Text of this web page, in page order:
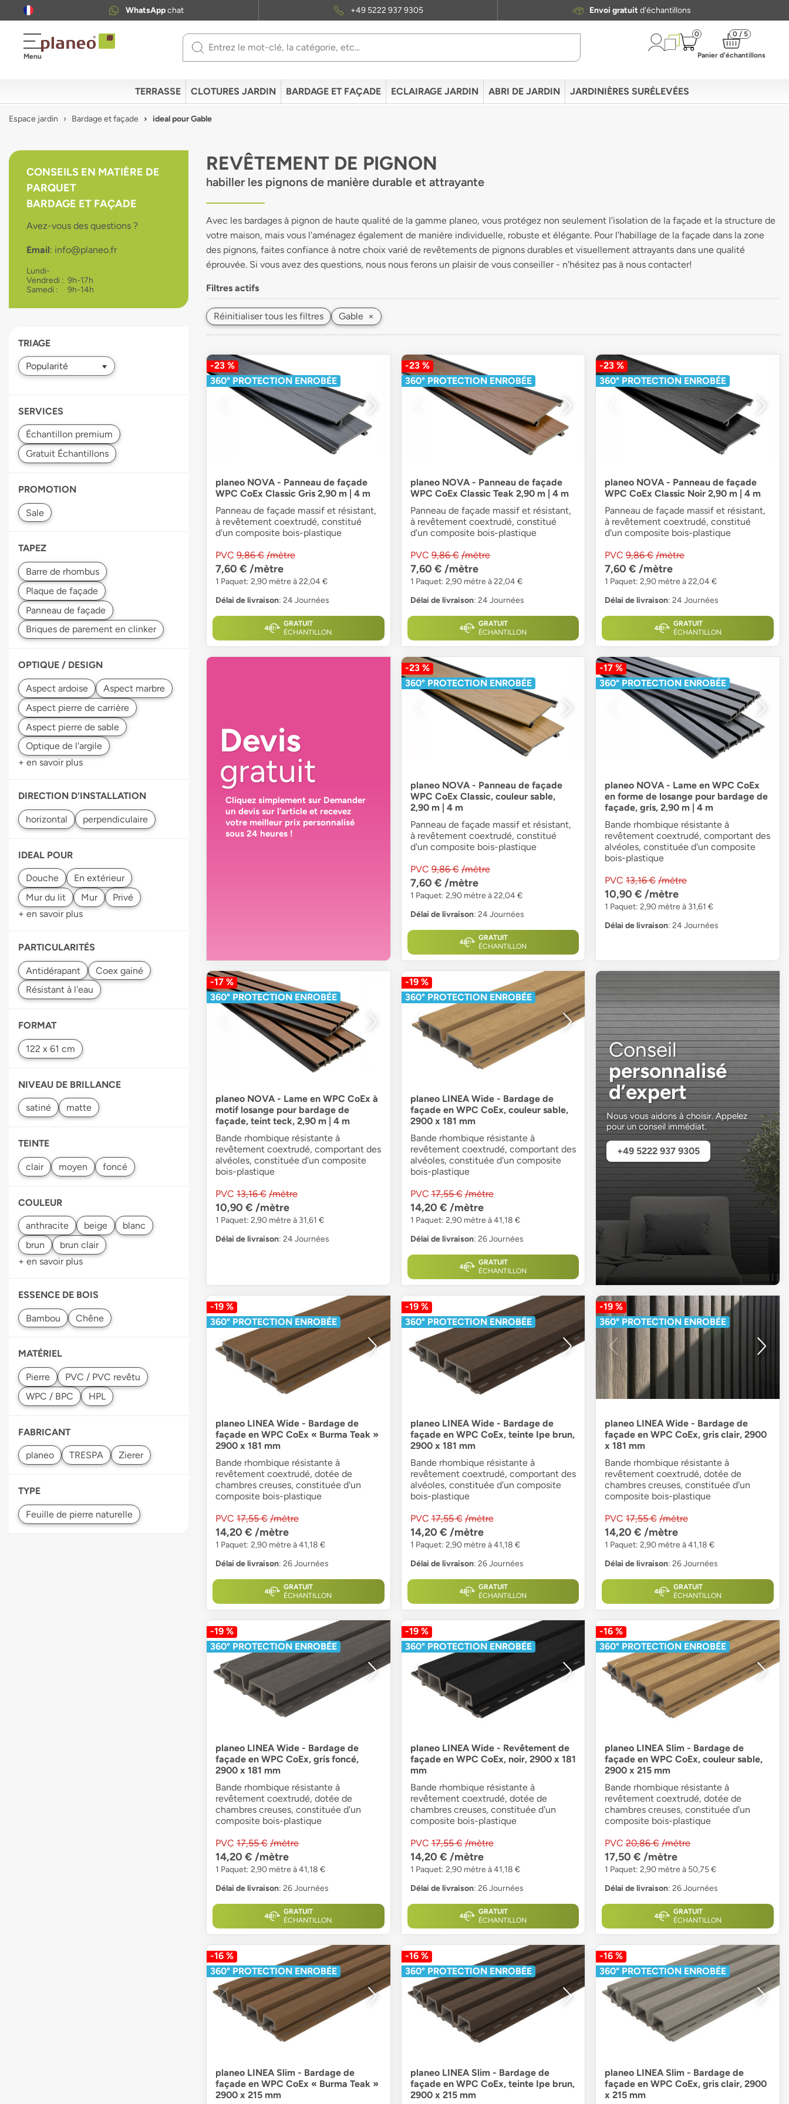
WhatsAppchat +49 5222 937 9305 Envoi gratuitd'échantillons
Menu
Use
down
arrows
to
Press
enter
selected
search
result.
Touch
users
touch
gestures.
0 0 / 5
Panier d'échantillons
TERRASSE CLOTURES JARDIN BARDAGE ET FAÇADE ECLAIRAGE JARDIN ABRI DE JARDIN JARDINIÈRES SURÉLEVÉES
Espace jardin Bardage et façade ideal pour Gable
CONSEILS EN MATIÈRE DE
PARQUET
BARDAGE ET FAÇADE
Avez-vous des questions ?
Email: info@planeo.fr
Lundi-
Vendredi : 9h-17h
Samedi :
9h-14h
TRIAGE
SERVICES
PROMOTION
TAPEZ
OPTIQUE / DESIGN
+ en savoir plus
DIRECTION D'INSTALLATION
IDEAL POUR
+ en savoir plus
PARTICULARITÉS
FORMAT
NIVEAU DE BRILLANCE
TEINTE
COULEUR
+ en savoir plus
ESSENCE DE BOIS
MATÉRIEL
FABRICANT
TYPE
REVÊTEMENT DE PIGNON
habiller les pignons de manière durable et attrayante
Avec les bardages à pignon de haute qualité de la gamme planeo, vous protégez non seulement l'isolation de la façade et la structure de
votre maison, mais vous l'aménagez également de manière individuelle, robuste et élégante. Pour l'habillage de la façade dans la zone
des pignons, faites confiance à notre choix varié de revêtements de pignons durables et visuellement attrayants dans une qualité
éprouvée. Si vous avez des questions, nous nous ferons un plaisir de vous conseiller - n'hésitez pas à nous contacter!
Filtres actifs
Réinitialiser tous les filtres Gable ×
-23 %
360° PROTECTION ENROBÉE
planeo NOVA - Panneau de façade
WPC CoEx Classic Gris 2,90 m | 4 m
Panneau de façade massif et résistant,
à revêtement coextrudé, constitué
d'un composite bois-plastique
PVC 9,86 € /mètre
7,60 € /mètre
1 Paquet: 2,90 mètre à 22,04 €
Délai de livraison: 24 Journées
GRATUIT
ÉCHANTILLON
-23 %
360° PROTECTION ENROBÉE
planeo NOVA - Panneau de façade
WPC CoEx Classic Teak 2,90 m | 4 m
Panneau de façade massif et résistant,
à revêtement coextrudé, constitué
d'un composite bois-plastique
PVC 9,86 € /mètre
7,60 € /mètre
1 Paquet: 2,90 mètre à 22,04 €
Délai de livraison: 24 Journées
GRATUIT
ÉCHANTILLON
-23 %
360° PROTECTION ENROBÉE
planeo NOVA - Panneau de façade
WPC CoEx Classic Noir 2,90 m | 4 m
Panneau de façade massif et résistant,
à revêtement coextrudé, constitué
d'un composite bois-plastique
PVC 9,86 € /mètre
7,60 € /mètre
1 Paquet: 2,90 mètre à 22,04 €
Délai de livraison: 24 Journées
GRATUIT
ÉCHANTILLON
Devis
gratuit
Cliquez simplement sur Demander
un devis sur l’article et recevez
votre meilleur prix personnalisé
sous 24 heures !
-23 %
360° PROTECTION ENROBÉE
planeo NOVA - Panneau de façade
WPC CoEx Classic, couleur sable,
2,90 m | 4 m
Panneau de façade massif et résistant,
à revêtement coextrudé, constitué
d'un composite bois-plastique
PVC 9,86 € /mètre
7,60 € /mètre
1 Paquet: 2,90 mètre à 22,04 €
Délai de livraison: 24 Journées
GRATUIT
ÉCHANTILLON
-17 %
360° PROTECTION ENROBÉE
planeo NOVA - Lame en WPC CoEx
en forme de losange pour bardage de
façade, gris, 2,90 m | 4 m
Bande rhombique résistante à
revêtement coextrudé, comportant des
alvéoles, constituée d'un composite
bois-plastique
PVC 13,16 € /mètre
10,90 € /mètre
1 Paquet: 2,90 mètre à 31,61 €
Délai de livraison: 24 Journées
-17 %
360° PROTECTION ENROBÉE
planeo NOVA - Lame en WPC CoEx à
motif losange pour bardage de
façade, teint teck, 2,90 m | 4 m
Bande rhombique résistante à
revêtement coextrudé, comportant des
alvéoles, constituée d'un composite
bois-plastique
PVC 13,16 € /mètre
10,90 € /mètre
1 Paquet: 2,90 mètre à 31,61 €
Délai de livraison: 24 Journées
-19 %
360° PROTECTION ENROBÉE
planeo LINEA Wide - Bardage de
façade en WPC CoEx, couleur sable,
2900 x 181 mm
Bande rhombique résistante à
revêtement coextrudé, comportant des
alvéoles, constituée d'un composite
bois-plastique
PVC 17,55 € /mètre
14,20 € /mètre
1 Paquet: 2,90 mètre à 41,18 €
Délai de livraison: 26 Journées
GRATUIT
ÉCHANTILLON
Conseil
personnalisé
d’expert
Nous vous aidons à choisir. Appelez
pour un conseil immédiat.
+49 5222 937 9305
-19 %
360° PROTECTION ENROBÉE
planeo LINEA Wide - Bardage de
façade en WPC CoEx « Burma Teak »
2900 x 181 mm
Bande rhombique résistante à
revêtement coextrudé, dotée de
chambres creuses, constituée d'un
composite bois-plastique
PVC 17,55 € /mètre
14,20 € /mètre
1 Paquet: 2,90 mètre à 41,18 €
Délai de livraison: 26 Journées
GRATUIT
ÉCHANTILLON
-19 %
360° PROTECTION ENROBÉE
planeo LINEA Wide - Bardage de
façade en WPC CoEx, teinte Ipe brun,
2900 x 181 mm
Bande rhombique résistante à
revêtement coextrudé, comportant des
alvéoles, constituée d'un composite
bois-plastique
PVC 17,55 € /mètre
14,20 € /mètre
1 Paquet: 2,90 mètre à 41,18 €
Délai de livraison: 26 Journées
GRATUIT
ÉCHANTILLON
-19 %
360° PROTECTION ENROBÉE
planeo LINEA Wide - Bardage de
façade en WPC CoEx, gris clair, 2900
x 181 mm
Bande rhombique résistante à
revêtement coextrudé, dotée de
chambres creuses, constituée d'un
composite bois-plastique
PVC 17,55 € /mètre
14,20 € /mètre
1 Paquet: 2,90 mètre à 41,18 €
Délai de livraison: 26 Journées
GRATUIT
ÉCHANTILLON
-19 %
360° PROTECTION ENROBÉE
planeo LINEA Wide - Bardage de
façade en WPC CoEx, gris foncé,
2900 x 181 mm
Bande rhombique résistante à
revêtement coextrudé, dotée de
chambres creuses, constituée d'un
composite bois-plastique
PVC 17,55 € /mètre
14,20 € /mètre
1 Paquet: 2,90 mètre à 41,18 €
Délai de livraison: 26 Journées
GRATUIT
ÉCHANTILLON
-19 %
360° PROTECTION ENROBÉE
planeo LINEA Wide - Revêtement de
façade en WPC CoEx, noir, 2900 x 181
mm
Bande rhombique résistante à
revêtement coextrudé, dotée de
chambres creuses, constituée d'un
composite bois-plastique
PVC 17,55 € /mètre
14,20 € /mètre
1 Paquet: 2,90 mètre à 41,18 €
Délai de livraison: 26 Journées
GRATUIT
ÉCHANTILLON
-16 %
360° PROTECTION ENROBÉE
planeo LINEA Slim - Bardage de
façade en WPC CoEx, couleur sable,
2900 x 215 mm
Bande rhombique résistante à
revêtement coextrudé, dotée de
chambres creuses, constituée d'un
composite bois-plastique
PVC 20,86 € /mètre
17,50 € /mètre
1 Paquet: 2,90 mètre à 50,75 €
Délai de livraison: 26 Journées
GRATUIT
ÉCHANTILLON
-16 %
360° PROTECTION ENROBÉE
planeo LINEA Slim - Bardage de
façade en WPC CoEx « Burma Teak »
2900 x 215 mm
-16 %
360° PROTECTION ENROBÉE
planeo LINEA Slim - Bardage de
façade en WPC CoEx, teinte Ipe brun,
2900 x 215 mm
-16 %
360° PROTECTION ENROBÉE
planeo LINEA Slim - Bardage de
façade en WPC CoEx, gris clair, 2900
x 215 mm